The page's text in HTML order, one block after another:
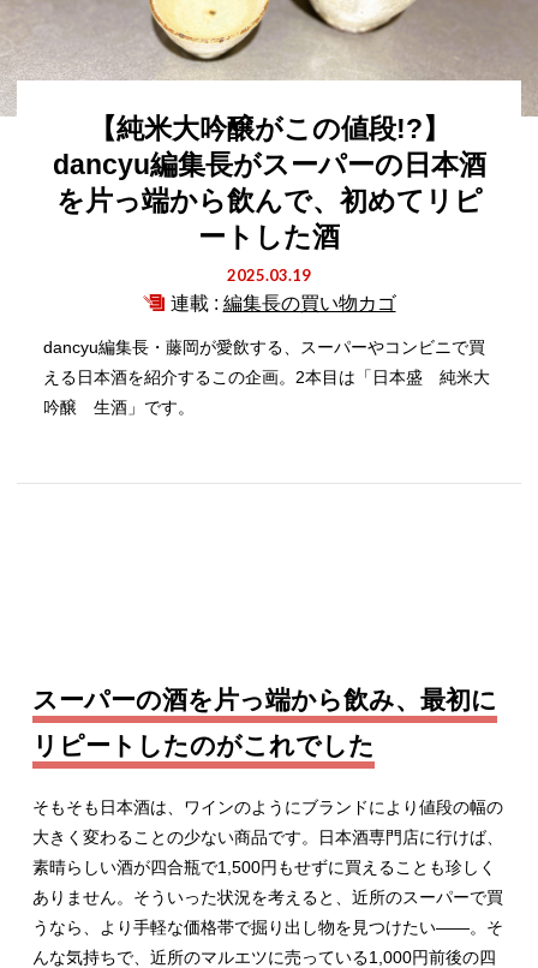
【純米大吟醸がこの値段!?】
dancyu編集長がスーパーの日本酒
を片っ端から飲んで、初めてリピ
ートした酒
2025.03.19
連載 : 編集長の買い物カゴ
dancyu編集長・藤岡が愛飲する、スーパーやコンビニで買
える日本酒を紹介するこの企画。2本目は「日本盛 純米大
吟醸 生酒」です。
スーパーの酒を片っ端から飲み、最初に
リピートしたのがこれでした
そもそも日本酒は、ワインのようにブランドにより値段の幅の
大きく変わることの少ない商品です。日本酒専門店に行けば、
素晴らしい酒が四合瓶で1,500円もせずに買えることも珍しく
ありません。そういった状況を考えると、近所のスーパーで買
うなら、より手軽な価格帯で掘り出し物を見つけたい――。そ
んな気持ちで、近所のマルエツに売っている1,000円前後の四